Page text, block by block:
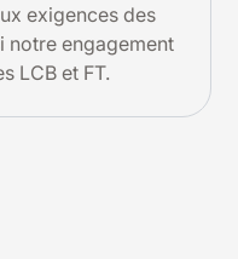
exigences des
notre engagement
LCB et FT.